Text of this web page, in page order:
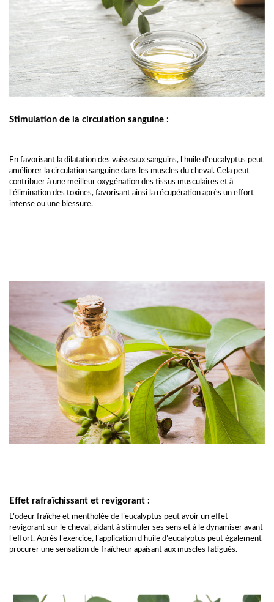
Stimulation de la circulation sanguine :
En favorisant la dilatation des vaisseaux sanguins, l’huile d’eucalyptus peut
améliorer la circulation sanguine dans les muscles du cheval. Cela peut
contribuer à une meilleur oxygénation des tissus musculaires et à
l’élimination des toxines, favorisant ainsi la récupération après un effort
intense ou une blessure.
Effet rafraîchissant et revigorant :
L’odeur fraîche et mentholée de l’eucalyptus peut avoir un effet
revigorant sur le cheval, aidant à stimuler ses sens et à le dynamiser avant
l’effort. Après l’exercice, l’application d’huile d’eucalyptus peut également
procurer une sensation de fraîcheur apaisant aux muscles fatigués.